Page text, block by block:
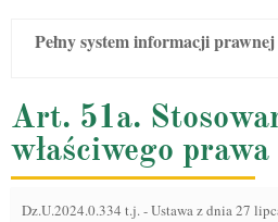
Pełny system informacji
Art. 51a.
właściwego prawa
Dz.U.2024.0.334 t.j.-Ustawa z dnia 27